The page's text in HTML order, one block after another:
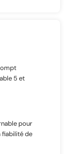
5 et
pour
fiabilité de